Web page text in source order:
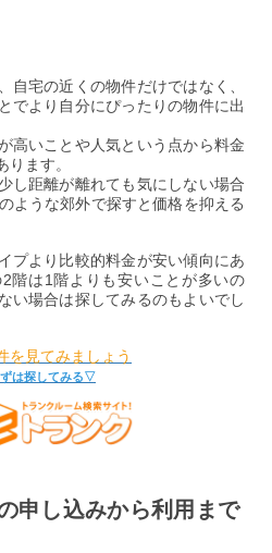
自宅の近くの物件だけではなく、
でより自分にぴったりの物件に出
高いことや人気という点から料金
ます。
し距離が離れても気にしない場合
ような郊外で探すと価格を抑える
プより比較的料金が安い傾向にあ
階は1階よりも安いことが多いの
い場合は探してみるのもよいでし
を見てみましょう
は探してみる▽
申し込みから利用まで